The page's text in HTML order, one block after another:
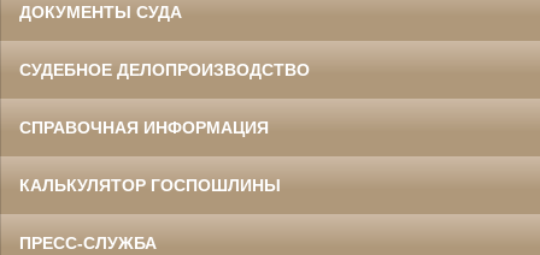
ДОКУМЕНТЫ СУДА
СУДЕБНОЕ ДЕЛОПРОИЗВОДСТВО
СПРАВОЧНАЯ ИНФОРМАЦИЯ
КАЛЬКУЛЯТОР ГОСПОШЛИНЫ
ПРЕСС-СЛУЖБА